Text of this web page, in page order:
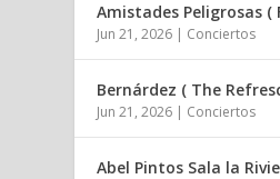
Amistades Peligrosas (
Jun 21, 2026 | Conciertos
Bernárdez ( The
Jun 21, 2026 | Conciertos
Abel Pintos Sala la